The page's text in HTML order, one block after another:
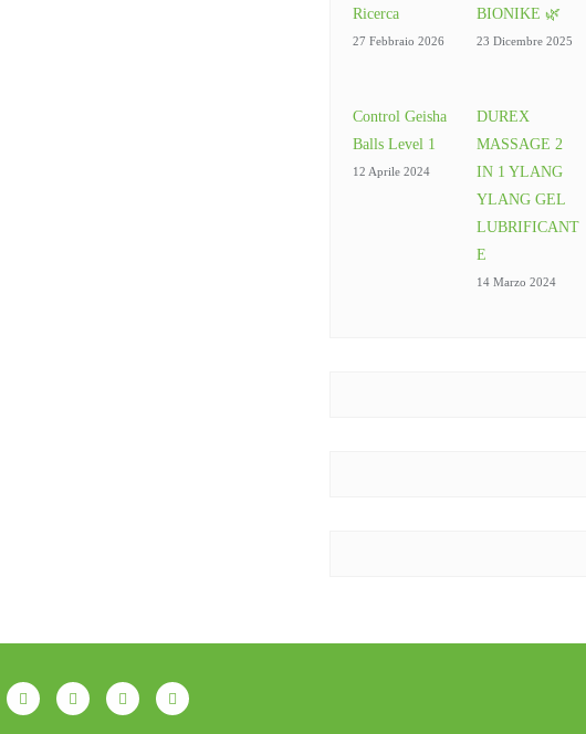
Ricerca
27 Febbraio 2026
BIONIKE 🌿
23 Dicembre 2025
Control Geisha
Balls Level 1
12 Aprile 2024
DUREX
MASSAGE 2
IN 1 YLANG
YLANG GEL
LUBRIFICANT
E
14 Marzo 2024